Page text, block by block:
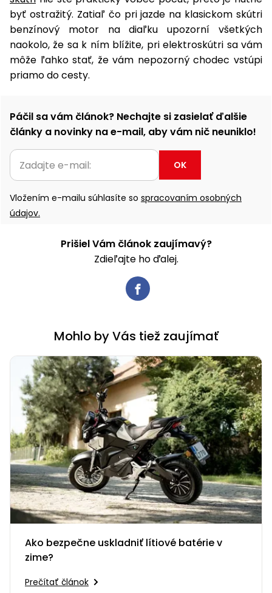
byť ostražitý. Zatiaľ čo pri jazde na klasickom skútri
benzínový motor na diaľku upozorní všetkých
naokolo, že sa k ním blížite, pri elektroskútri sa vám
môže ľahko stať, že vám nepozorný chodec vstúpi
priamo do cesty.
Páčil sa vám článok? Nechajte si zasielať ďalšie
články a novinky na e-mail, aby vám nič neuniklo!
OK
Vložením e-mailu súhlasíte so spracovaním osobných
údajov.
Prišiel Vám článok zaujímavý?
Zdieľajte ho ďalej.
Mohlo by Vás tiež zaujímať
Ako bezpečne uskladniť lítiové batérie v
zime?
Prečítať článok